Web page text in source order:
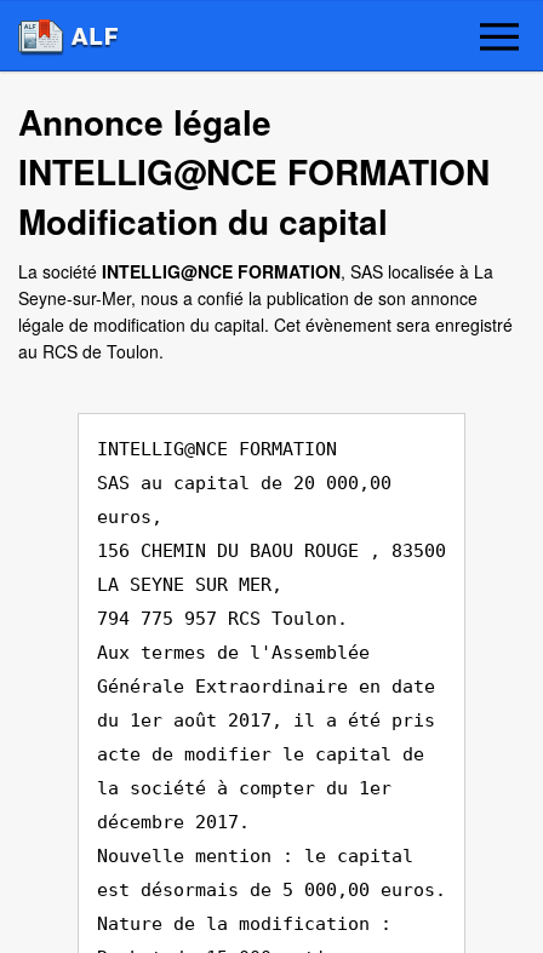
Annonce légale
INTELLIG@NCE FORMATION
Modification du capital
La société INTELLIG@NCE FORMATION, SAS localisée à La
Seyne-sur-Mer, nous a confié la publication de son annonce
légale de modification du capital. Cet évènement sera enregistré
au RCS de Toulon.
INTELLIG@NCE FORMATION
SAS au capital de 20 000,00
euros,
156 CHEMIN DU BAOU ROUGE , 83500
LA SEYNE SUR MER,
794 775 957 RCS Toulon.
Aux termes de l'Assemblée
Générale Extraordinaire en date
du 1er août 2017, il a été pris
acte de modifier le capital de
la société à compter du 1er
décembre 2017.
Nouvelle mention : le capital
est désormais de 5 000,00 euros.
Nature de la modification :